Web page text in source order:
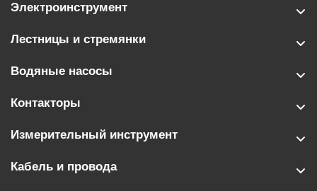
Электроинструмент
Лестницы и стремянки
Водяные насосы
Контакторы
Измерительный инструмент
Кабель и провода